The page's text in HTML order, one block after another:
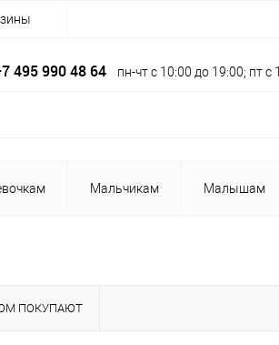
495 990 48 64 пн-чт с 10:00 до 19:00; пт
Мальчикам Малышам
ПОКУПАЮТ